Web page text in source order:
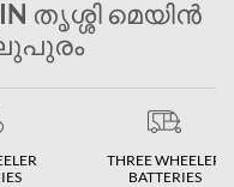
IN തൃശ്ശി മെയിൻ
THREE WHEELER
BATTERIES